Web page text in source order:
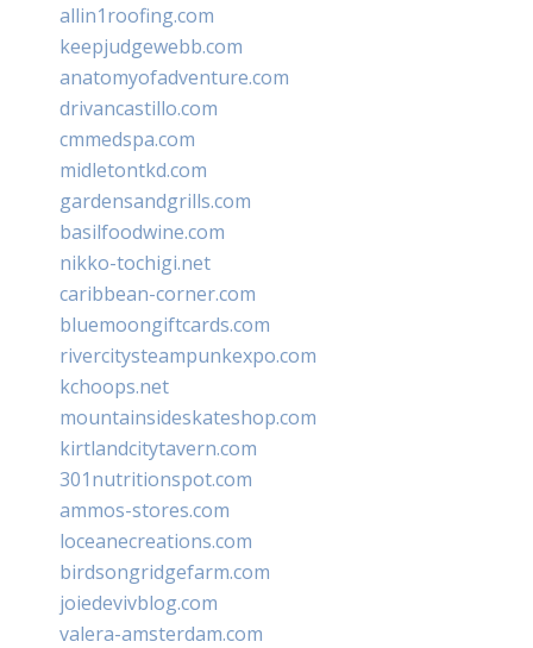
allin1roofing.com
keepjudgewebb.com
anatomyofadventure.com
drivancastillo.com
cmmedspa.com
midletontkd.com
gardensandgrills.com
basilfoodwine.com
nikko-tochigi.net
caribbean-corner.com
bluemoongiftcards.com
rivercitysteampunkexpo.com
kchoops.net
mountainsideskateshop.com
kirtlandcitytavern.com
301nutritionspot.com
ammos-stores.com
loceanecreations.com
birdsongridgefarm.com
joiedevivblog.com
valera-amsterdam.com